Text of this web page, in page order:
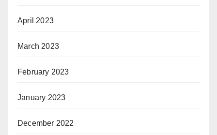
April 2023
March 2023
February 2023
January 2023
December 2022